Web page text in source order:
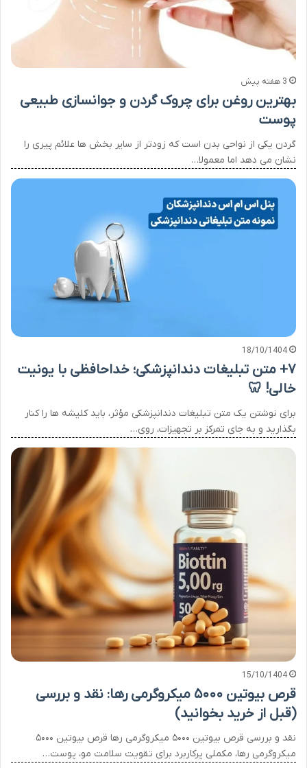
3 هفته پیش
بهترین روغن برای چروک گردن و جوانسازی طبیعی
پوست
گردن یکی از نواحی بدن است که زودتر از سایر بخش ها علائم پیری را
نشان می دهد اما معمولا…
18/10/1404
۷+ متن تبلیغات دندانپزشکی؛ خداحافظی با یونیت
خالی! 🦷
برای نوشتن یک متن تبلیغات دندانپزشکی مؤثر، باید کلیشه ها را کنار
بگذارید و به جای تمرکز بر تجهیزات، روی…
15/10/1404
قرص بیوتین ۵۰۰۰ میکروگرمی رها: نقد و بررسی
(قبل از خرید بخوانید)
نقد و بررسی قرص بیوتین ۵۰۰۰ میکروگرمی رها قرص بیوتین ۵۰۰۰
میکروگرمی رها، مکملی پرکاربرد برای تقویت سلامت مو، پوست…